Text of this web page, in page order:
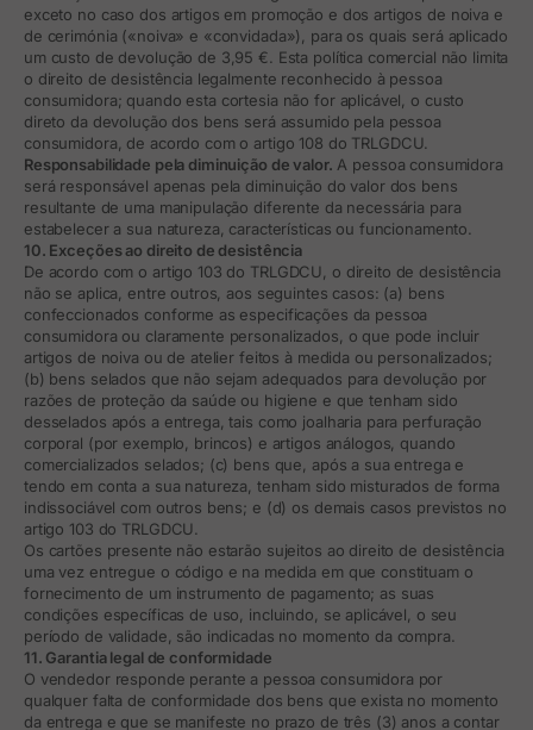
exceto no caso dos artigos em promoção e dos artigos de noiva e
de cerimónia («noiva» e «convidada»), para os quais será aplicado
um custo de devolução de 3,95 €. Esta política comercial não limita
o direito de desistência legalmente reconhecido à pessoa
consumidora; quando esta cortesia não for aplicável, o custo
direto da devolução dos bens será assumido pela pessoa
consumidora, de acordo com o artigo 108 do TRLGDCU.
Responsabilidade pela diminuição de valor. A pessoa consumidora
será responsável apenas pela diminuição do valor dos bens
resultante de uma manipulação diferente da necessária para
estabelecer a sua natureza, características ou funcionamento.
10. Exceções ao direito de desistência
De acordo com o artigo 103 do TRLGDCU, o direito de desistência
não se aplica, entre outros, aos seguintes casos: (a) bens
confeccionados conforme as especificações da pessoa
consumidora ou claramente personalizados, o que pode incluir
artigos de noiva ou de atelier feitos à medida ou personalizados;
(b) bens selados que não sejam adequados para devolução por
razões de proteção da saúde ou higiene e que tenham sido
desselados após a entrega, tais como joalharia para perfuração
corporal (por exemplo, brincos) e artigos análogos, quando
comercializados selados; (c) bens que, após a sua entrega e
tendo em conta a sua natureza, tenham sido misturados de forma
indissociável com outros bens; e (d) os demais casos previstos no
artigo 103 do TRLGDCU.
Os cartões presente não estarão sujeitos ao direito de desistência
uma vez entregue o código e na medida em que constituam o
fornecimento de um instrumento de pagamento; as suas
condições específicas de uso, incluindo, se aplicável, o seu
período de validade, são indicadas no momento da compra.
11. Garantia legal de conformidade
O vendedor responde perante a pessoa consumidora por
qualquer falta de conformidade dos bens que exista no momento
da entrega e que se manifeste no prazo de três (3) anos a contar